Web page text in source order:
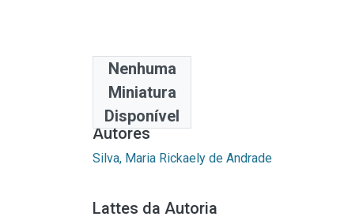
Nenhuma
Miniatura
Disponível
Data
2022-05-25
Autores
Silva, Maria Rickaely de Andrade
Lattes da Autoria